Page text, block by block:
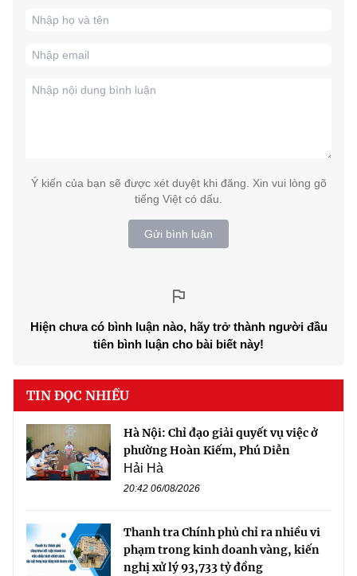
Ý kiến của bạn sẽ được xét duyệt khi đăng. Xin vui lòng gõ
tiếng Việt có dấu.
Gửi bình luận
Hiện chưa có bình luận nào, hãy trở thành người đầu
tiên bình luận cho bài biết này!
TIN ĐỌC NHIỀU
Hà Nội: Chỉ đạo giải quyết vụ việc ở
phường Hoàn Kiếm, Phú Diễn
Hải Hà
20:42 06/08/2026
Thanh tra Chính phủ chỉ ra nhiều vi
phạm trong kinh doanh vàng, kiến
nghị xử lý 93,733 tỷ đồng